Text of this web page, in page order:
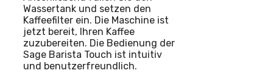
Wassertank und setzen den
Kaffeefilter ein. Die Maschine ist
jetzt bereit, Ihren Kaffee
zuzubereiten. Die Bedienung der
Sage Barista Touch ist intuitiv
und benutzerfreundlich.